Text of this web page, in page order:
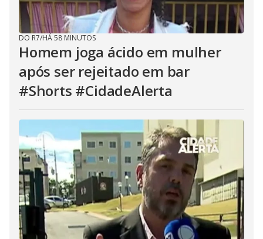
DO R7/HÁ 58 MINUTOS
Homem joga ácido em mulher
após ser rejeitado em bar
#Shorts #CidadeAlerta